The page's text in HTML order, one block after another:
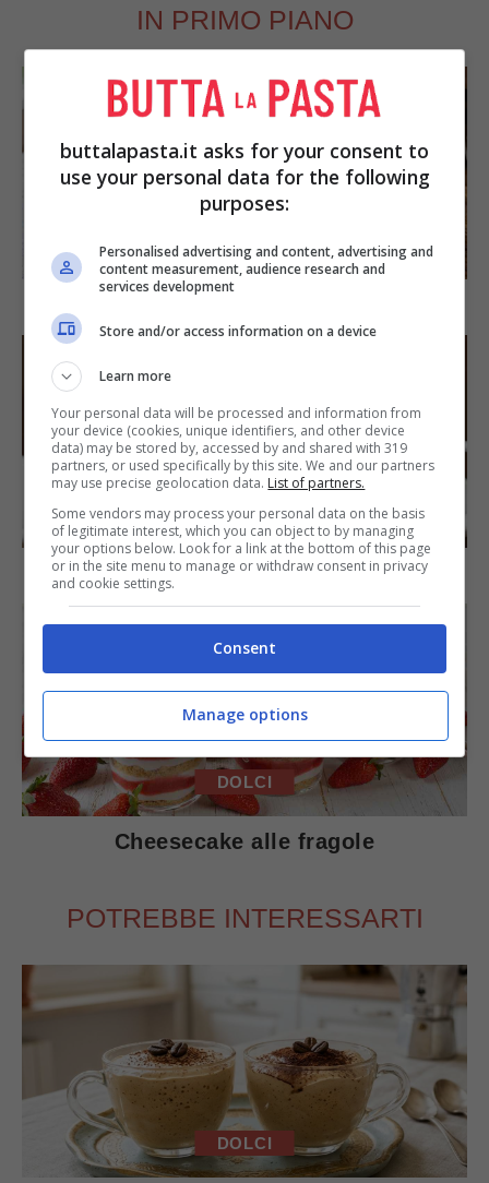
IN PRIMO PIANO
SECONDI PIATTI
DOLCI
Torta di mele e cioccolato
DOLCI
Cheesecake alle fragole
POTREBBE INTERESSARTI
DOLCI
buttalapasta.it asks for your consent to
use your personal data for the following
purposes:
Personalised advertising and content, advertising and
content measurement, audience research and
services development
Store and/or access information on a device
Learn more
Your personal data will be processed and information from
your device (cookies, unique identifiers, and other device
data) may be stored by, accessed by and shared with 319
partners, or used specifically by this site. We and our partners
may use precise geolocation data. List of partners.
Some vendors may process your personal data on the basis
of legitimate interest, which you can object to by managing
your options below. Look for a link at the bottom of this page
or in the site menu to manage or withdraw consent in privacy
and cookie settings.
Consent
Manage options